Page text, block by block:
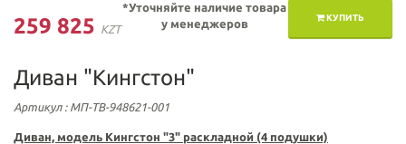
259 825 KZT
КУПИТЬ
*Уточняйте наличие товара
у менеджеров
Диван "Кингстон"
Артикул: МП-ТВ-948621-001
Диван, модель Кингстон "3" раскладной (4 подушки)